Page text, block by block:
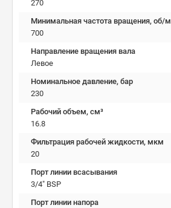
270
Минимальная частота вращения, об/
700
Направление вращения вала
Левое
Номинальное давление, бар
230
Рабочий объем, см³
16.8
Фильтрация рабочей жидкости, мкм
20
Порт линии всасывания
3/4" BSP
Порт линии напора